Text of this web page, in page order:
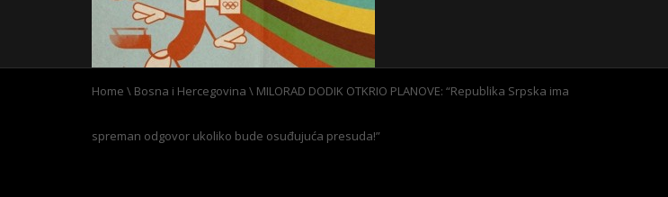
Home \ Bosna i Hercegovina \ MILORAD DODIK OTKRIO PLANOVE: “Republika Srpska ima
spreman odgovor ukoliko bude osuđujuća presuda!”